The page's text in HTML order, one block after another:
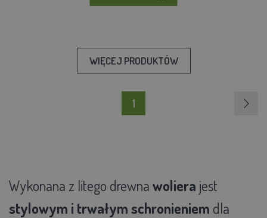
WIĘCEJ PRODUKTÓW
1
Wykonana z litego drewnawoliera jest
stylowym i trwałym schronieniem dla